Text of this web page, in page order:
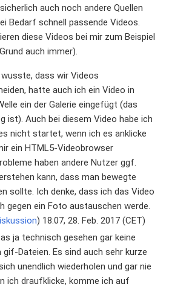
auch noch andere Quellen
Bedarf schnell passende Videos.
diese Videos bei mir zum Beispiel
auch immer).
dass wir Videos
hatte auch ich ein Video in
ein der Galerie eingefügt (das
ist). Auch bei diesem Video habe ich
nicht startet, wenn ich es anklicke
ein HTML5-Videobrowser
haben andere Nutzer ggf.
kann, dass man bewegte
sollte. Ich denke, dass ich das Video
gegen ein Foto austauschen werde.
) 18:07, 28. Feb. 2017 (CET)
ja technisch gesehen gar keine
gif-Dateien. Es sind auch sehr kurze
unendlich wiederholen und gar nie
ich draufklicke, komme ich auf